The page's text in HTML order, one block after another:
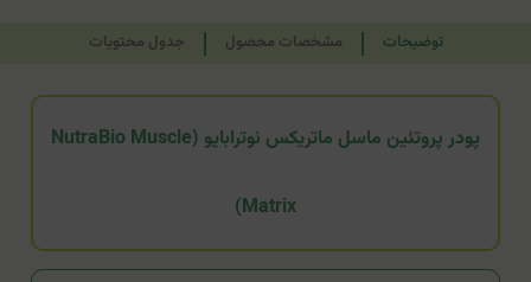
توضیحات مشخصات محصول جدول محتویات
پودر پروتئین ماسل ماتریکس نوترابایو (NutraBio Muscle
Matrix)